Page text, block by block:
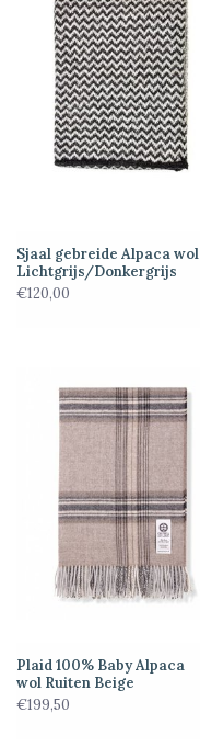
Sjaal gebreide Alpaca wol
Lichtgrijs/Donkergrijs
€120,00
Plaid 100% Baby Alpaca
wol Ruiten Beige
€199,50